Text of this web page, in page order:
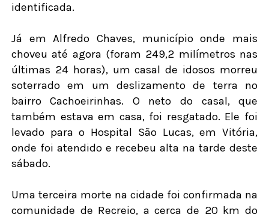
identificada.
Já em Alfredo Chaves, município onde mais
choveu até agora (foram 249,2 milímetros nas
últimas 24 horas), um casal de idosos morreu
soterrado em um deslizamento de terra no
bairro Cachoeirinhas. O neto do casal, que
também estava em casa, foi resgatado. Ele foi
levado para o Hospital São Lucas, em Vitória,
onde foi atendido e recebeu alta na tarde deste
sábado.
Uma terceira morte na cidade foi confirmada na
comunidade de Recreio, a cerca de 20 km do